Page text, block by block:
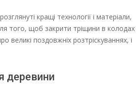
кращі технології і матеріали,
того, щоб закрити тріщини в колодах
великі поздовжніх розтріскуваннях, і
деревини